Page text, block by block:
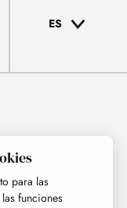
ES
para las
funciones